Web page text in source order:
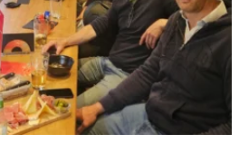
Suivre sur Instagram
oublié ?
Mot de passe